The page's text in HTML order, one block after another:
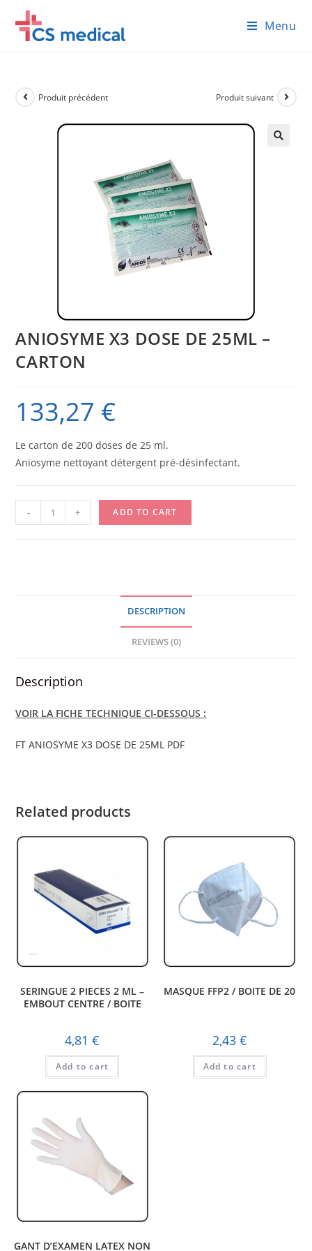
content
Menu
Produit précédent Produit suivant
ANIOSYME X3 DOSE DE 25ML –
CARTON
133,27 €
Le carton de 200 doses de 25 ml.
Aniosyme nettoyant détergent pré-désinfectant.
ANIOSYME
X3
- + ADD TO CART
DESCRIPTION
REVIEWS (0)
Description
VOIR LA FICHE TECHNIQUE CI-DESSOUS :
FT ANIOSYME X3 DOSE DE 25ML PDF
Related products
SERINGUE 2 PIECES 2 ML –
EMBOUT CENTRE / BOITE
4,81€
Add to cart
MASQUE FFP2 / BOITE DE 20
2,43 €
Add to cart
GANT D’EXAMEN LATEX NON